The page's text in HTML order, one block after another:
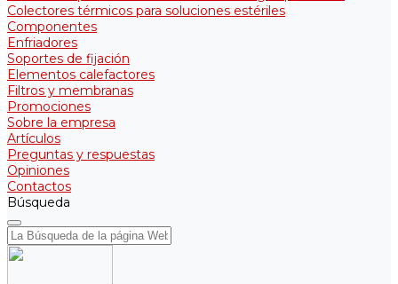
Colectores térmicos para soluciones estériles
Componentes
Enfriadores
Soportes de fijación
Elementos calefactores
Filtros y membranas
Promociones
Sobre la empresa
Artículos
Preguntas y respuestas
Opiniones
Contactos
Búsqueda